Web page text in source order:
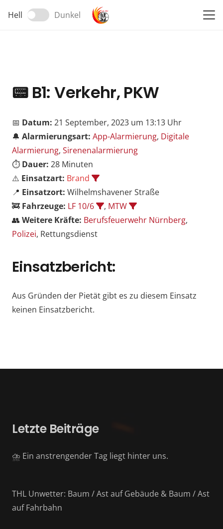
Hell Dunkel
📟B1: Verkehr, PKW
📅 Datum: 21 September, 2023 um 13:13 Uhr
🔔 Alarmierungsart: App-Alarmierung, Digitale
Alarmierung, Sirenenalarmierung
⏱️ Dauer: 28 Minuten
⚠️ Einsatzart: Brand
📍 Einsatzort: Wilhelmshavener Straße
🚒 Fahrzeuge: LF 10/6 , MTW
👥 Weitere Kräfte: Berufsfeuerwehr Nürnberg,
Polizei, Rettungsdienst
Einsatzbericht:
Aus Gründen der Pietät gibt es zu diesem Einsatz
keinen Einsatzbericht.
Letzte Beiträge
⛈️ Ein anstrengender Tag liegt hinter uns.
THL Unwetter: Baum / Ast auf Gebäude & Baum / Ast
auf Fahrbahn